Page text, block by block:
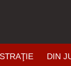
DIN